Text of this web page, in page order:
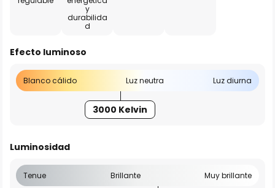
y
durabilida
d
Efecto luminoso
Blanco cálido Luz neutra Luz diurna
3000 Kelvin
Luminosidad
Tenue Brillante Muy brillante